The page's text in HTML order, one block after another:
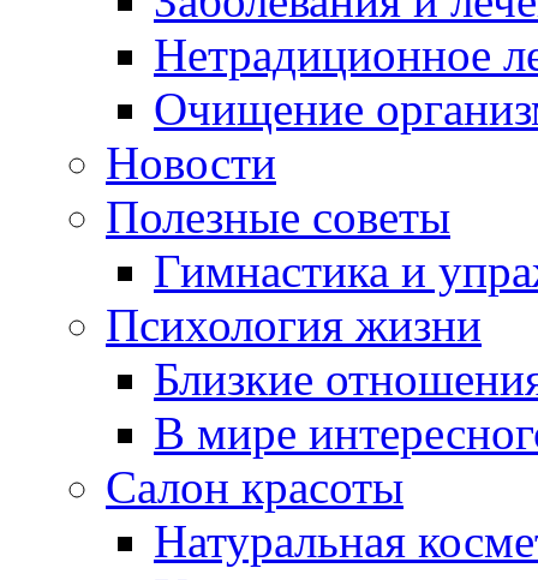
Нетрадиционное
Очищение
Новости
Полезные советы
Гимнастика и
Психология жизни
Близкие
В мире
Салон красоты
Натуральная